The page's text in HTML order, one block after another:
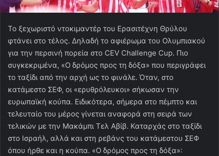
Το ξεχωριστό ντοκιμαντέρ του Ερασιτέχνη Θρύλου
φτάνει στο τέλος. Δηλαδή το αφιέρωμα του Ολυμπιακού
για την περσινή πορεία στο CEV Challenge Cup. Πιο
συγκεκριμένα, «Ο δρόμος προς τη δόξα» που περιγράφει
το ταξίδι από την αρχή ως το φινάλε. Όταν, στο
κατάμεστο ΣΕΦ, οι «ερυθρόλευκοι» σήκωσαν την
ευρωπαϊκή κούπα. Ειδικότερα, σήμερα στο πέμπτο και
τελευταίο του μέρος γίνεται αναφορά στη σειρά των
τελικών με την Μακάμπι Τελ Αβίβ. Καταρχάς στο ταξίδι
στο Ισραήλ, αλλά και στη ρεβάνς του κατάμεστου ΣΕΦ
όπου ήρθε και η κούπα. «Ο δρόμος προς τη δόξα»: